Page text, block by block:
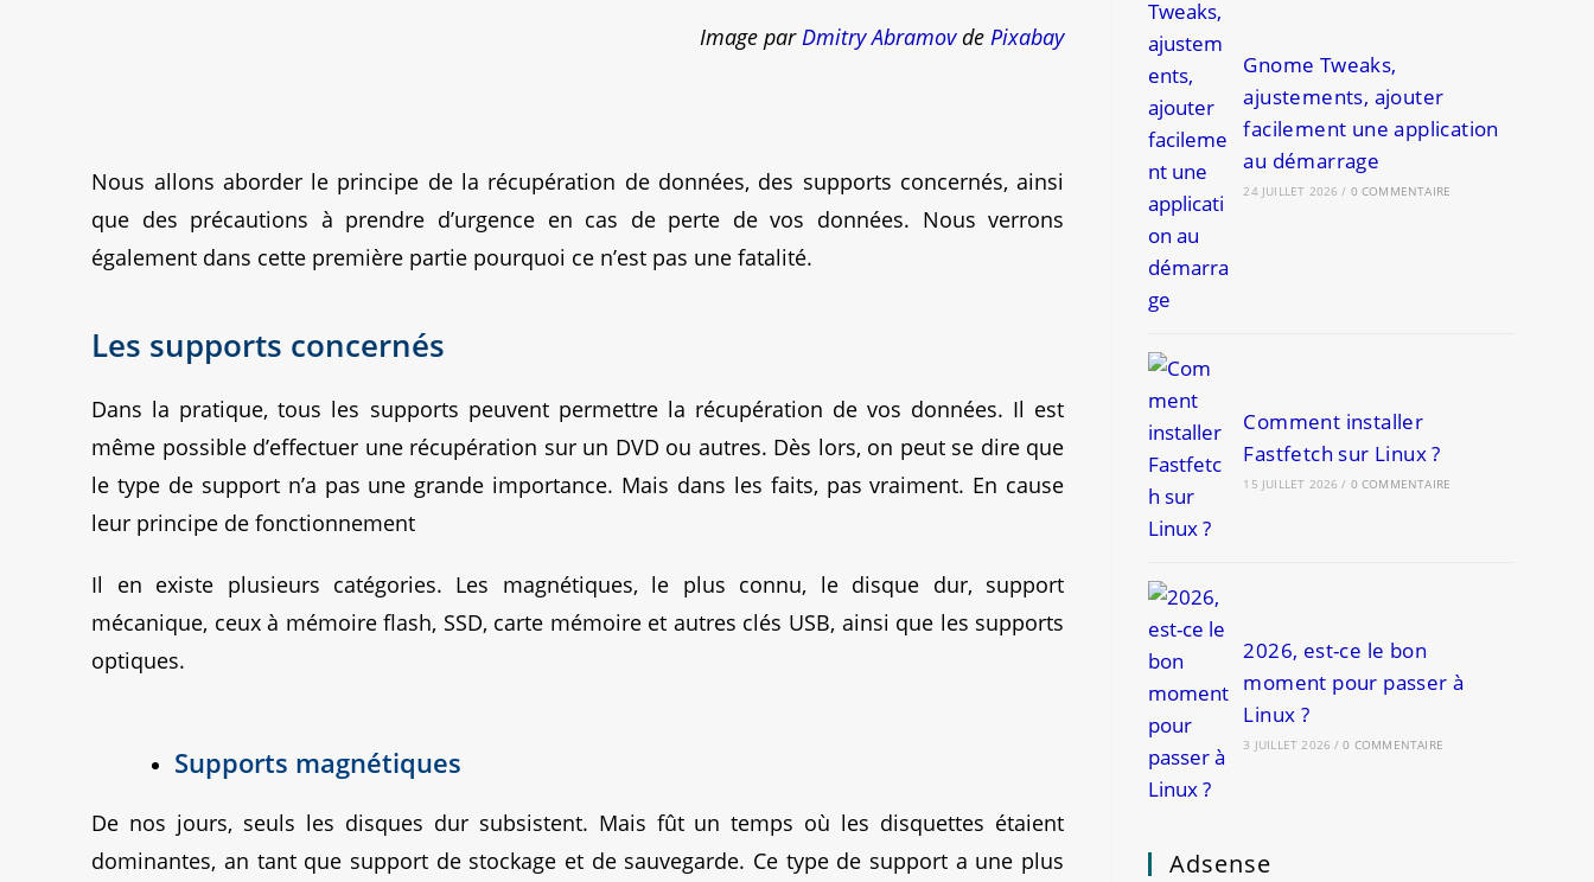
Image par Dmitry Abramovde Pixabay
Nous allons aborder le principe de la récupération de données, des supports concernés, ainsi
que des précautions à prendre d’urgence en cas de perte de vos données. Nous verrons
également dans cette première partie pourquoi ce n’est pas une fatalité.
Les supports concernés
Dans la pratique, tous les supports peuvent permettre la récupération de vos données. Il est
même possible d’effectuer une récupération sur un DVD ou autres. Dès lors, on peut se dire que
le type de support n’a pas une grande importance. Mais dans les faits, pas vraiment. En cause
leur principe de fonctionnement
Il en existe plusieurs catégories. Les magnétiques, le plus connu, le disque dur, support
mécanique, ceux à mémoire flash, SSD, carte mémoire et autres clés USB, ainsi que les supports
optiques.
Supports magnétiques
De nos jours, seuls les disques dur subsistent. Mais fût un temps où les disquettes étaient
dominantes, an tant que support de stockage et de sauvegarde. Ce type de support a une plus
Gnome Tweaks,
ajustements, ajouter
facilement une application
au démarrage
24 JUILLET 2026 / 0 COMMENTAIRE
Comment installer
Fastfetch sur Linux ?
15 JUILLET 2026 / 0 COMMENTAIRE
2026, est-ce le bon
moment pour passer à
Linux ?
3 JUILLET 2026 / 0 COMMENTAIRE
Adsense